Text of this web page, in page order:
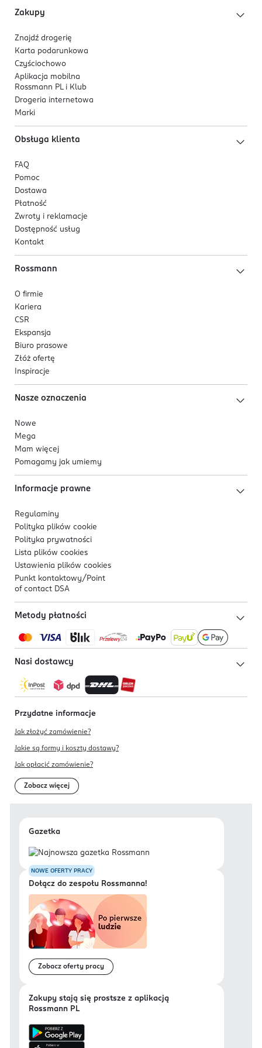
Zakupy
Znajdź drogerię
Karta podarunkowa
Czyściochowo
Aplikacja mobilna
Rossmann PL i Klub
Drogeria internetowa
Marki
Obsługa klienta
FAQ
Pomoc
Dostawa
Płatność
Zwroty i reklamacje
Dostępność usług
Kontakt
Rossmann
O firmie
Kariera
CSR
Ekspansja
Biuro prasowe
Złóż ofertę
Inspiracje
Nasze oznaczenia
Nowe
Mega
Mam więcej
Pomagamy jak umiemy
Informacje prawne
Regulaminy
Polityka plików cookie
Polityka prywatności
Lista plików cookies
Ustawienia plików cookies
Punkt kontaktowy/ Point
of contact DSA
Metody płatności
Nasi dostawcy
Przydatne informacje
Jak złożyć zamówienie?
Jakie są formy i koszty dostawy?
Jak opłacić zamówienie?
Zobacz więcej
Gazetka
NOWE OFERTY PRACY
Dołącz do zespołu Rossmanna!
Zobacz oferty pracy
Zakupy stają się prostsze z aplikacją
Rossmann PL